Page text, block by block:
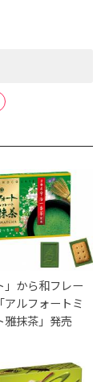
」から和フレー
ルフォートミ
雅抹茶」発売